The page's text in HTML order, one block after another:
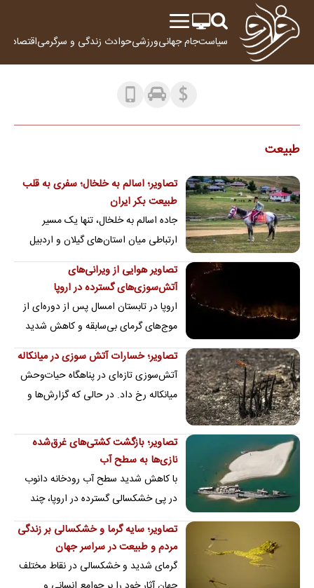
سیاستجام جهانیورزشیحوادث زندگی و سرگرمیاقتصاد
طبیعت
تصاویر؛ اسالم به خلخال؛ سفری به قلب
طبیعت بکر ایران
جاده اسالم به خلخال، تنها یک مسیر
ارتباطی میان استان‌های گیلان و اردبیل
نیست؛ این جاده سفری به دل طبیعتی
است که در هر…
تصاویر هوایی از ویرانی‌های
آتش‌سوزی‌های گسترده در اروپا
اروپا در تابستان امسال پس از دوره‌ای از
موج‌های گرمای بی‌سابقه و کاهش شدید
بارندگی، با آتش‌سوزی‌های گسترده
جنگلی…
تصاویر؛ خسارات آتش سوزی در میانکاله
آتش‌سوزی تازه‌ای در پناهگاه حیات‌وحش
میانکاله رخ داد. در حالی که گزارش‌ها و
آتش‌سوزی…
تصاویر؛ بازگشت کشتی‌های غرق‌شده
نازی‌ها به سطح آب
با کاهش شدید سطح آب رودخانه دانوب
در پی خشکسالی گسترده در اروپا، چند
فروند کشتی جنگی آلمانی متعلق به دوران
جنگ جهانی…
تصاویر؛ سایه گرما و خشکسالی بر زندگی
مردم و طبیعت در سراسر جهان
گرمای شدید و خشکسالی در نقاط مختلف